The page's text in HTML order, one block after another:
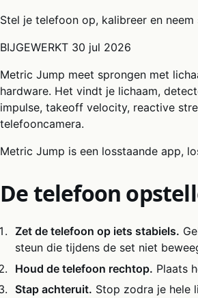
Stel je telefoon op, kalibreer en
BIJGEWERKT 30 jul 2026
Metric Jump meet sprongen met
hardware. Het vindt je lichaam,
impulse, takeoff velocity, reactive
telefooncamera.
Metric Jump is een losstaande app,
De telefoon
Zet de telefoon op iets stabiels.
steun die tijdens de set niet
Houd de telefoon rechtop. Plaats
Stap achteruit. Stop zodra je hele